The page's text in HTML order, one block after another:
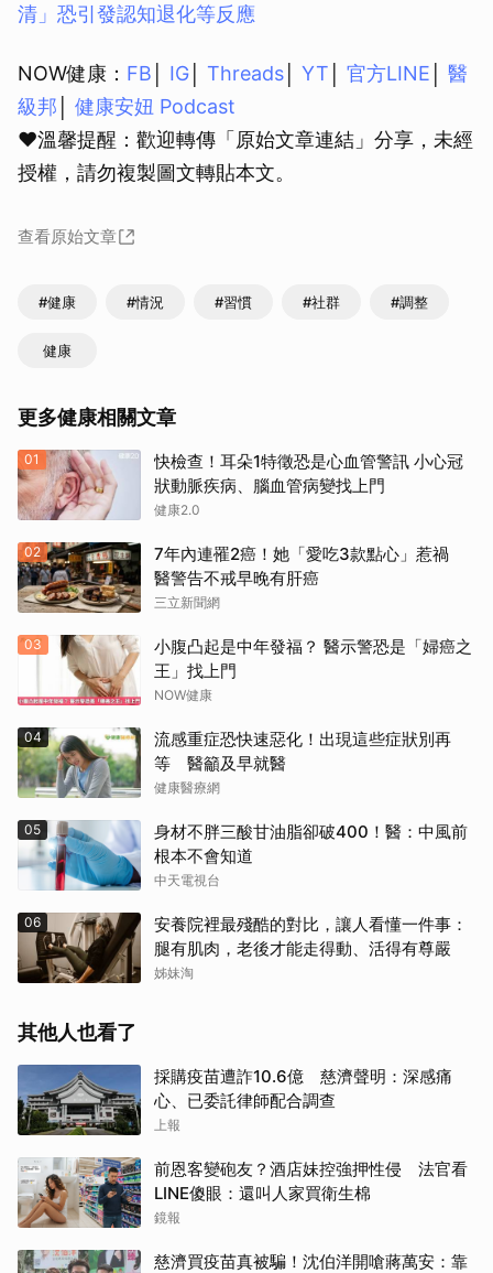
清」恐引發認知退化等反應
NOW健康： FB IG Threads YT 官方LINE
醫
級邦
健康安妞 Podcast
❤溫馨提醒：歡迎轉傳「原始文章連結」分享，未經
授權，請勿複製圖文轉貼本文。
查看原始文章
#健康 #情況 #習慣 #社群 #調整
健康
更多健康相關文章
01
快檢查！耳朵1特徵恐是心血管警訊 小心冠
狀動脈疾病、腦血管病變找上門
健康2.0
02
7年內連罹2癌！她「愛吃3款點心」惹禍
醫警告不戒早晚有肝癌
三立新聞網
03
小腹凸起是中年發福？ 醫示警恐是「婦癌之
王」找上門
NOW健康
04
流感重症恐快速惡化！出現這些症狀別再
等 醫籲及早就醫
健康醫療網
05
身材不胖三酸甘油脂卻破400！醫：中風前
根本不會知道
中天電視台
06
安養院裡最殘酷的對比，讓人看懂一件事：
腿有肌肉，老後才能走得動、活得有尊嚴
姊妹淘
其他人也看了
採購疫苗遭詐10.6億 慈濟聲明：深感痛
心、已委託律師配合調查
上報
前恩客變砲友？酒店妹控強押性侵 法官看
LINE傻眼：還叫人家買衛生棉
鏡報
慈濟買疫苗真被騙！沈伯洋開嗆蔣萬安：靠